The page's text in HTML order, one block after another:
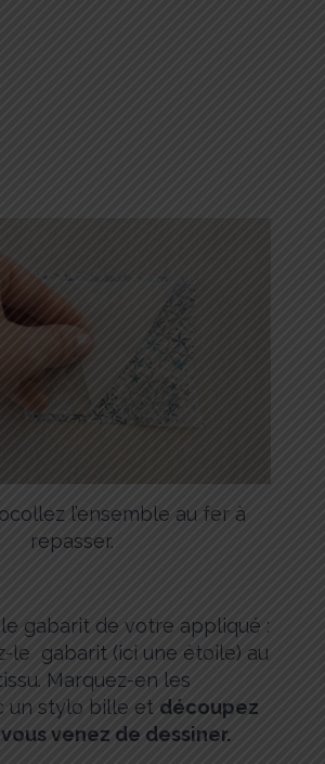
l’ensemble au fer à
repasser.
gabarit de votre appliqué :
le gabarit (ici une étoile) au
Marquez-en les
un stylo bille et découpez
venez de dessiner.